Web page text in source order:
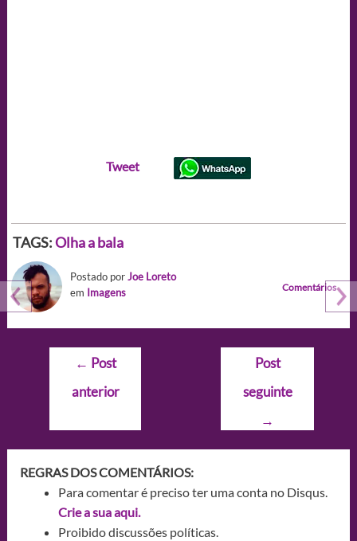
Tweet
TAGS:Olha a bala
Postado porJoe Loreto
em Imagens Comentários
Navegação
Post
← Post
anterior
Post
seguinte
→
REGRAS DOS COMENTÁRIOS:
Para comentar é preciso ter uma conta no Disqus.
Crie a sua aqui.
Proibido discussões políticas.